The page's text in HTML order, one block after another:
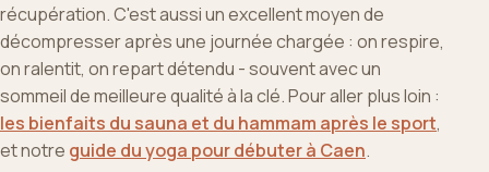
récupération. C'est aussi un excellent moyen de
décompresser après une journée chargée : on respire,
on ralentit, on repart détendu - souvent avec un
sommeil de meilleure qualité à la clé. Pour aller plus loin :
les bienfaits du sauna et du hammam après le sport,
et notre guide du yoga pour débuter à Caen.